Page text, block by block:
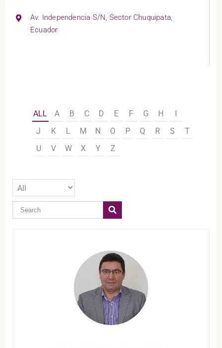
Av. Independencia S/N, Sector Chuquipata,
Ecuador
ALL A B C D E F G H
I
J
K L M N O P Q R S
T
U
V W X Y Z